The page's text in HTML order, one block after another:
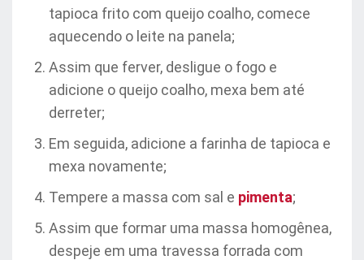
tapioca frito com queijo coalho, comece
aquecendo o leite na panela;
Assim que ferver, desligue o fogo e
adicione o queijo coalho, mexa bem até
derreter;
Em seguida, adicione a farinha de tapioca e
mexa novamente;
Tempere a massa com sal e pimenta;
Assim que formar uma massa homogênea,
despeje em uma travessa forrada com